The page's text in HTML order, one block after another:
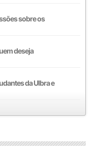
sobre os
deseja
da Ulbra e